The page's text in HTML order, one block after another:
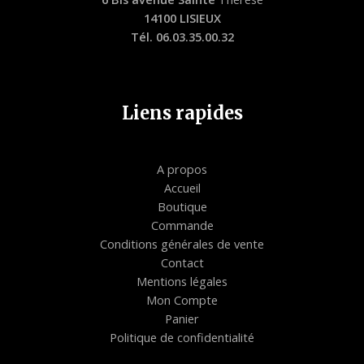
14100 LISIEUX
Tél. 06.03.35.00.32
Liens rapides
A propos
Accueil
Boutique
Commande
Conditions générales de vente
Contact
Mentions légales
Mon Compte
Panier
Politique de confidentialité